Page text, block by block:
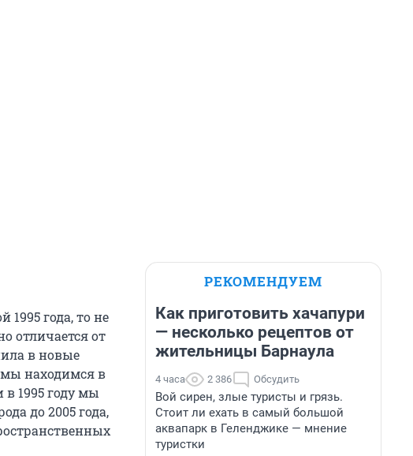
года, то не
отличается от
в новые
мы находимся в
1995 году мы
до 2005 года,
РЕКОМЕНДУЕМ
Как приготовить хачапури
— несколько рецептов от
жительницы Барнаула
4 часа 2 386 Обсудить
Вой сирен, злые туристы и грязь.
Стоит ли ехать в самый большой
аквапарк в Геленджике — мнение
туристки